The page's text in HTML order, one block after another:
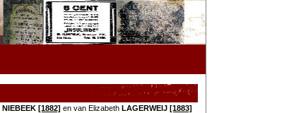
NIEBEEK [1882] en van ElizabethLAGERWEIJ [1883]